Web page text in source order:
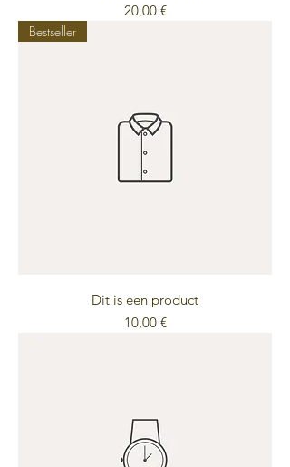
Preis
20,00 €
Bestseller
Dit is een product
Preis
10,00 €